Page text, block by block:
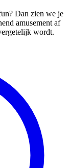
Dan zien we je
amusement af
wordt.